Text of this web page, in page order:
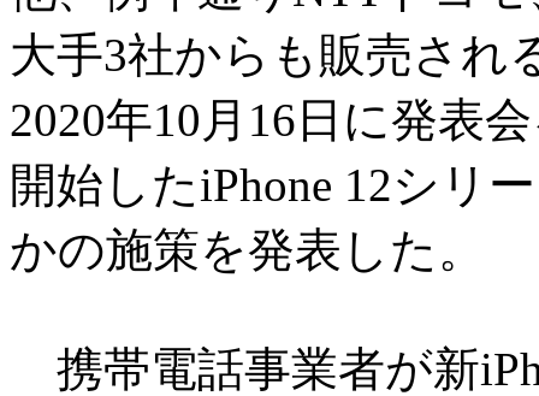
大手3社からも販売され
2020年10月16日に発表
開始したiPhone 12シリ
かの施策を発表した。
携帯電話事業者が新